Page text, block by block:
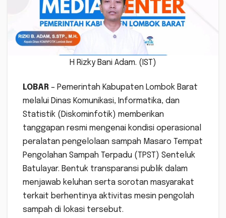
H Rizky Bani Adam. (IST)
LOBAR – Pemerintah Kabupaten Lombok Barat
melalui Dinas Komunikasi, Informatika, dan
Statistik (Diskominfotik) memberikan
tanggapan resmi mengenai kondisi operasional
peralatan pengelolaan sampah Masaro Tempat
Pengolahan Sampah Terpadu (TPST) Senteluk
Batulayar. Bentuk transparansi publik dalam
menjawab keluhan serta sorotan masyarakat
terkait berhentinya aktivitas mesin pengolah
sampah di lokasi tersebut.